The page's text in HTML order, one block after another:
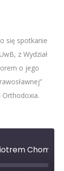
się spotkanie
z Wydział
o jego
Orthodoxia.